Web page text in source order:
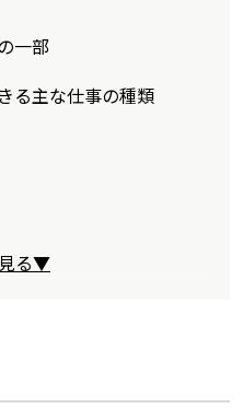
一部
る主な仕事の種類
る▼